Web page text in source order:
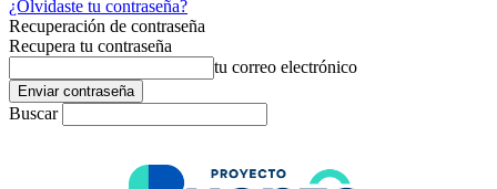
¿Olvidaste tu contraseña?
Recuperación de contraseña
Recupera tu contraseña
tu correo electrónico
Buscar